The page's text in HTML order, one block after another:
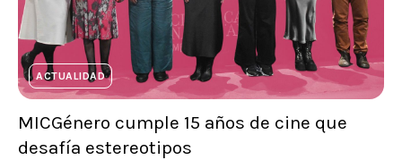
ACTUALIDAD
MICGénero cumple 15 años de cine que
desafía estereotipos